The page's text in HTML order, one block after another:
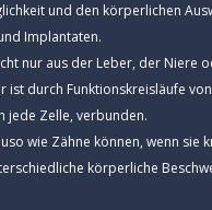
und den körperlichen
Implantaten.
nur aus der Leber, der Niere
ist durch Funktionskreisläufe
jede Zelle, verbunden.
wie Zähne können, wenn sie
körperliche